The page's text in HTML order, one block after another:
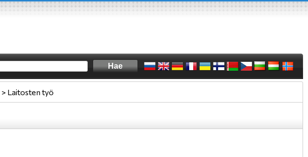
> Laitosten työ